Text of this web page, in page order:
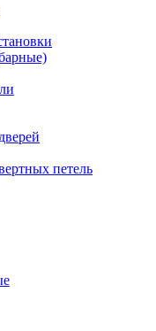
петель